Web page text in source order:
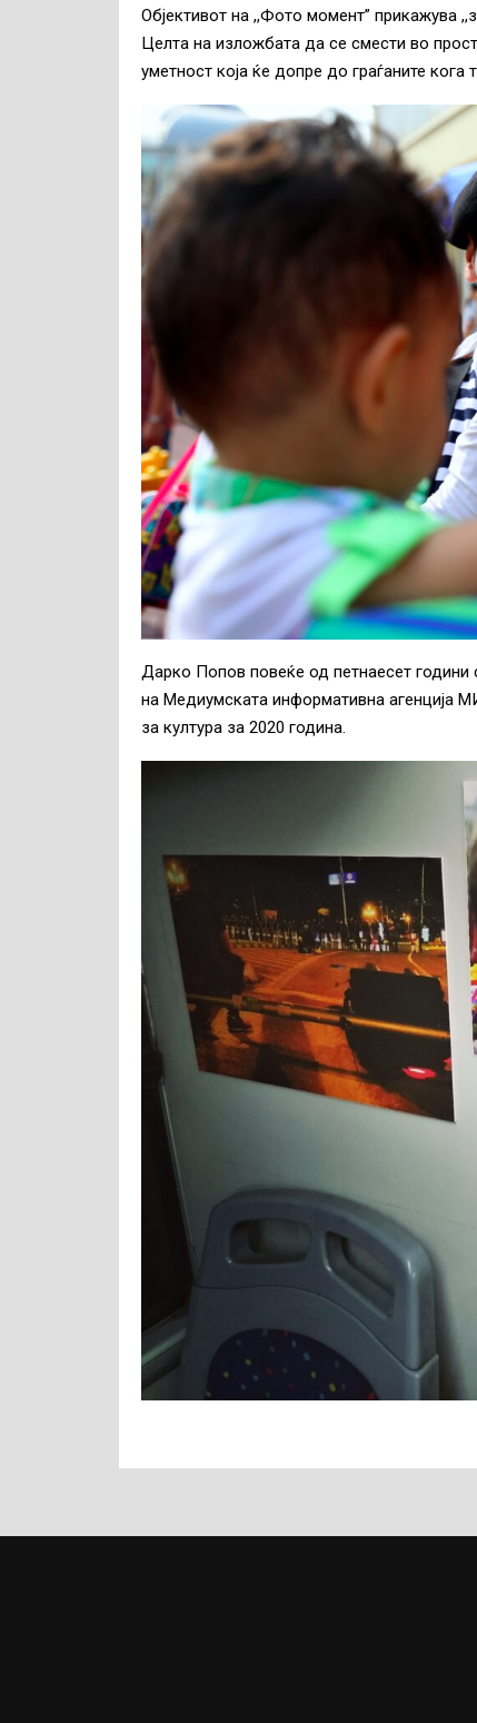
Објективот на ,,Фото момент” прикажува
Целта на изложбата да се смести во
уметност која ќе допре до граѓаните кога
Дарко Попов повеќе од петнаесет
на Медиумската информативна агенција
за култура за 2020 година.